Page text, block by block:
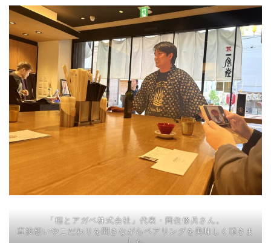
「稲とアガベ株式会社」代表・岡住修兵さん。
直接想いやこだわりを聞きながらペアリングを美味しく頂きま